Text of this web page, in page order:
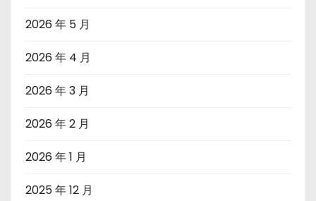
2026 年 5 月
2026 年 4 月
2026 年 3 月
2026 年 2 月
2026 年 1 月
2025 年 12 月